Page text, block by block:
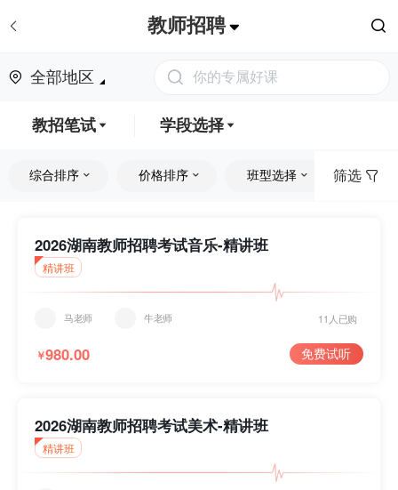
教师招聘
全部地区 你的专属好课
教招笔试 学段选择
中学 不分中小学
综合排序 价格排序 班型选择 课程类
人气
低到高
免费
付费
套餐班
单科班
公开课
真题解析课
模块提示课
刷题突破课
2021
筛选
2026湖南教师招聘考试音乐-精讲班
精讲班
马老师 牛老师 11人已购
￥980.00 免费试听
2026湖南教师招聘考试美术-精讲班
精讲班